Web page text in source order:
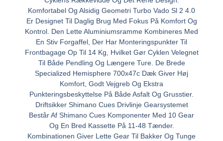
Komfortabel Og Alsidig Geometri Turbo Vado Sl 2 4.0
Er Designet Til Daglig Brug Med Fokus På Komfort Og
Kontrol. Den Lette Aluminiumsramme Kombineres Med
En Stiv Forgaffel, Der Har Monteringspunkter Til
Frontbagage Op Til 14 Kg, Hvilket Gør Cyklen Velegnet
Til Både Pendling Og Længere Ture. De Brede
Specialized Hemisphere 700x47c Dæk Giver Høj
Komfort, Godt Vejgreb Og Ekstra
Punkteringsbeskyttelse På Både Asfalt Og Grusstier.
Driftsikker Shimano Cues Drivlinje Gearsystemet
Består Af Shimano Cues Komponenter Med 10 Gear
Og En Bred Kassette På 11-48 Tænder.
Kombinationen Giver Lette Gear Til Bakker Og Tunge